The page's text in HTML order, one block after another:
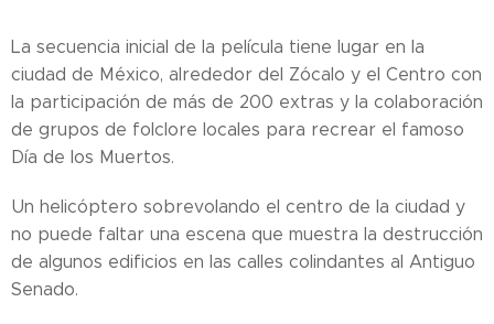
La secuencia inicial de la película tiene lugar en la
ciudad de México, alrededor del Zócalo y el Centro con
la participación de más de 200 extras y la colaboración
de grupos de folclore locales para recrear el famoso
Día de los Muertos.
Un helicóptero sobrevolando el centro de la ciudad y
no puede faltar una escena que muestra la destrucción
de algunos edificios en las calles colindantes al Antiguo
Senado.